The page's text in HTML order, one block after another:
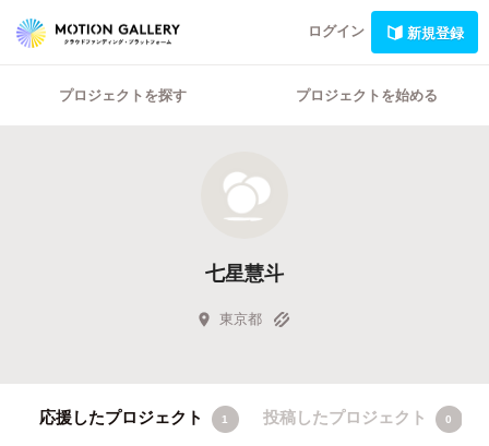
ログイン 新規登録
プロジェクトを探す プロジェクトを始める
七星慧斗
東京都
応援したプロジェクト 1 投稿したプロジェクト 0